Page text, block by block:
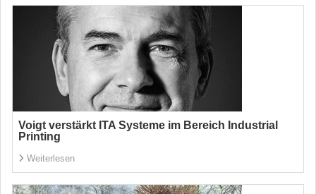
Voigt verstärkt ITA Systeme im Bereich Industrial
Printing
Weiterlesen